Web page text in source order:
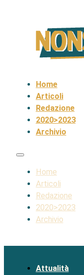
Home
Articoli
Redazione
2020>2023
Archivio
Home
Articoli
Redazione
2020>2023
Archivio
Attualità